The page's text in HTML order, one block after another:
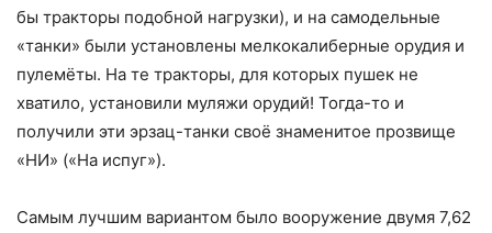
бы тракторы подобной нагрузки), и на самодельные
«танки» были установлены мелкокалиберные орудия и
пулемёты. На те тракторы, для которых пушек не
хватило, установили муляжи орудий! Тогда-то и
получили эти эрзац-танки своё знаменитое прозвище
«НИ» («На испуг»).
Самым лучшим вариантом было вооружение двумя 7,62